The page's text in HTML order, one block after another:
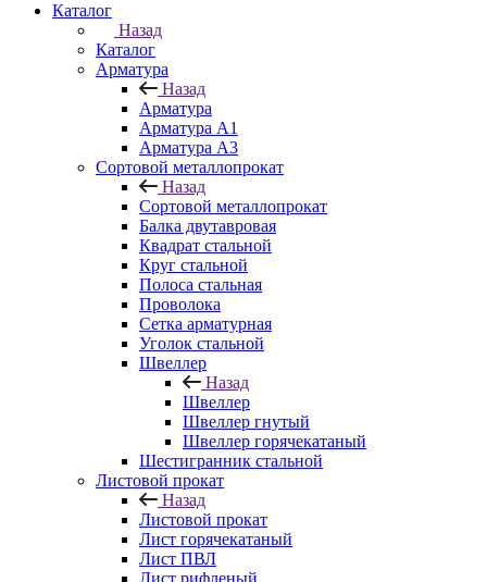
Каталог
Назад
Каталог
Арматура
Назад
Арматура
Арматура A1
Арматура А3
Сортовой металлопрокат
Назад
Сортовой металлопрокат
Балка двутавровая
Квадрат стальной
Круг стальной
Полоса стальная
Проволока
Сетка арматурная
Уголок стальной
Швеллер
Назад
Швеллер
Швеллер гнутый
Швеллер горячекатаный
Шестигранник стальной
Листовой прокат
Назад
Листовой прокат
Лист горячекатаный
Лист ПВЛ
Лист рифленый